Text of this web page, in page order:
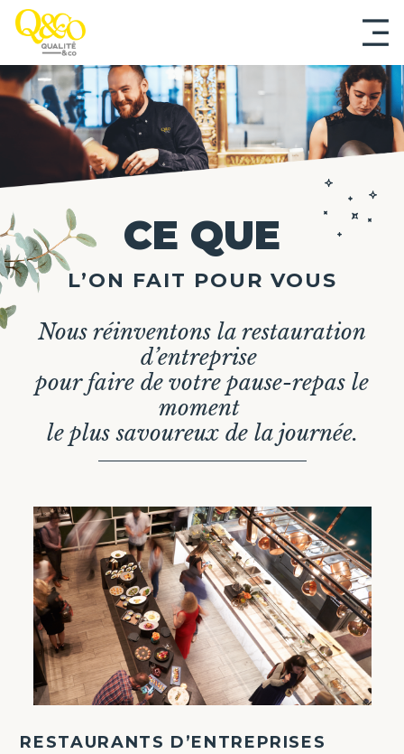
Aller
contenu
principal
CE QUE
L’ON FAIT POUR VOUS
Nous réinventons la restauration
d’entreprise
pour faire de votre pause-repas le
moment
le plus savoureux de la journée.
RESTAURANTS D’ENTREPRISES